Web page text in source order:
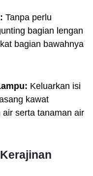
Tanpa perlu
bagian lengan
bagian bawahnya
Keluarkan isi
kawat
serta tanaman air